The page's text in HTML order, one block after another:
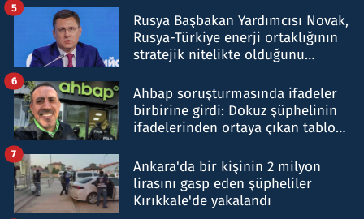
Rusya Başbakan Yardımcısı Novak,
Rusya-Türkiye enerji ortaklığının
stratejik nitelikte olduğunu
5
Ahbap soruşturmasında ifadeler
birbirine girdi: Dokuz şüphelinin
ifadelerinden ortaya çıkan tablo
6
Ankara'da bir kişinin 2 milyon
lirasını gasp eden şüpheliler
Kırıkkale'de yakalandı
7